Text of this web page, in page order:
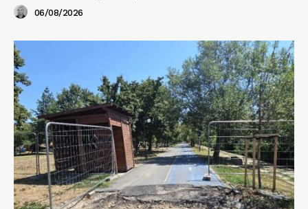
06/08/2026